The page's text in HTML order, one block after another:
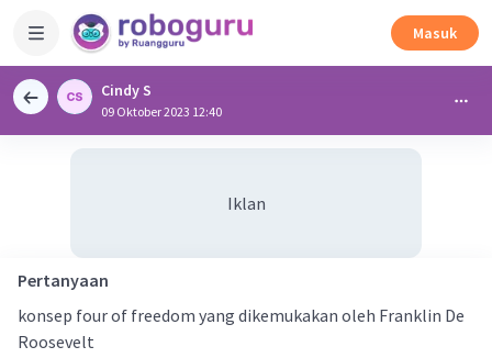
Masuk
Cindy S
09 Oktober 2023 12:40
Iklan
Pertanyaan
konsep four of freedom yang dikemukakan oleh Franklin De
Roosevelt